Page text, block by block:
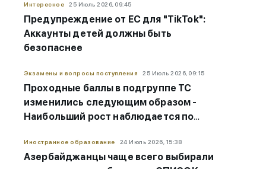
Интересное 25 Июль 2026, 09:45
Предупреждение от ЕС для "TikTok":
Аккаунты детей должны быть
безопаснее
Экзамены и вопросы поступления 25 Июль 2026, 09:15
Проходные баллы в подгруппе ТС
изменились следующим образом -
Наибольший рост наблюдается по
Иностранное образование 24 Июль 2026, 15:38
Азербайджанцы чаще всего выбирали